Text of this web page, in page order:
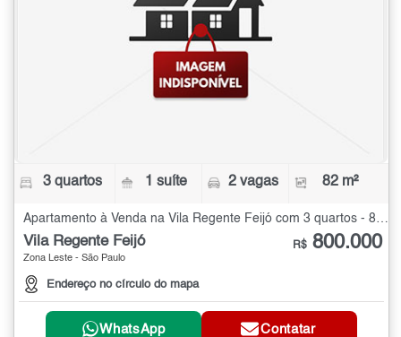
3 quartos 1 suíte 2 vagas 82 m²
Apartamento à Venda na Vila Regente Feijó com 3 quartos - 82 m²
Vila Regente Feijó
Zona Leste - São Paulo
Endereço no círculo do mapa
R$ 800.000
WhatsApp Contatar